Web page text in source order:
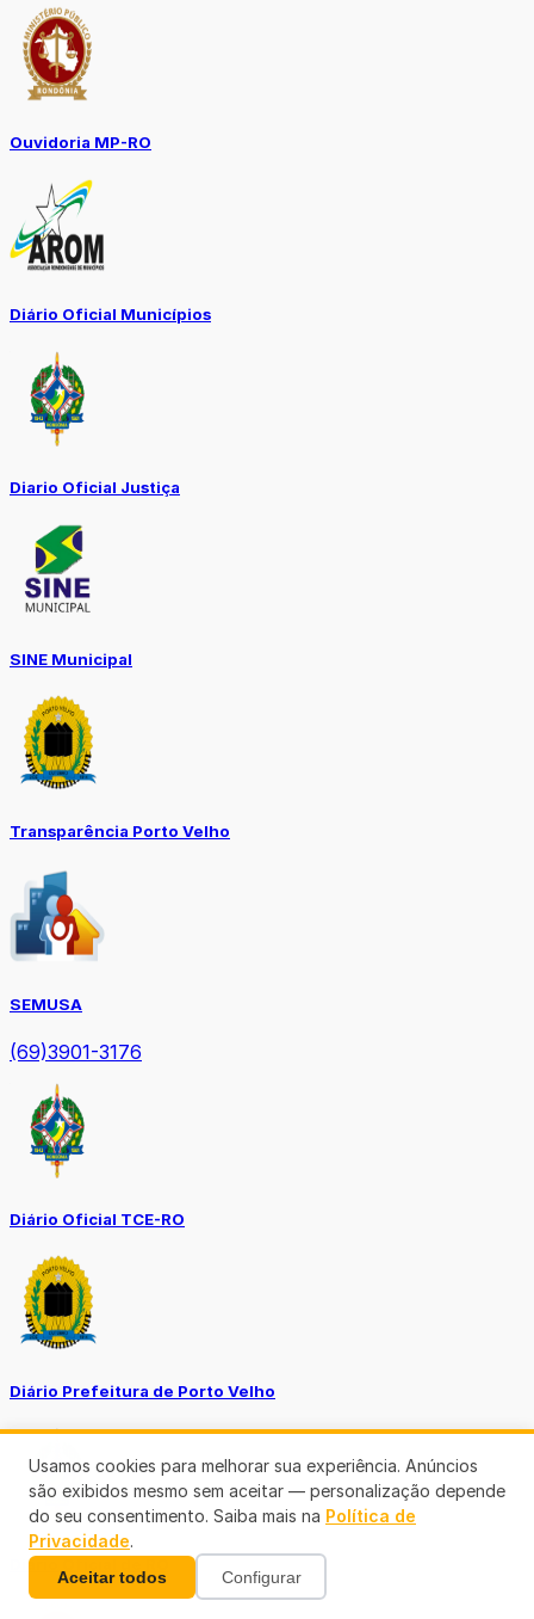
Ouvidoria MP-RO
Diário Oficial Municípios
Diario Oficial Justiça
SINE Municipal
Transparência Porto Velho
SEMUSA
(69)3901-3176
Diário Oficial TCE-RO
Diário Prefeitura de Porto Velho
Diário Oficial de RO
Usamos cookies para melhorar sua experiência. Anúncios
são exibidos mesmo sem aceitar — personalização depende
do seu consentimento. Saiba mais na Política de
Privacidade.
Aceitar todos Configurar